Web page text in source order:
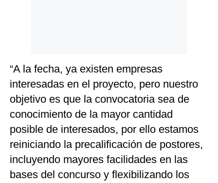
“A la fecha, ya existen empresas
interesadas en el proyecto, pero nuestro
objetivo es que la convocatoria sea de
conocimiento de la mayor cantidad
posible de interesados, por ello estamos
reiniciando la precalificación de postores,
incluyendo mayores facilidades en las
bases del concurso y flexibilizando los